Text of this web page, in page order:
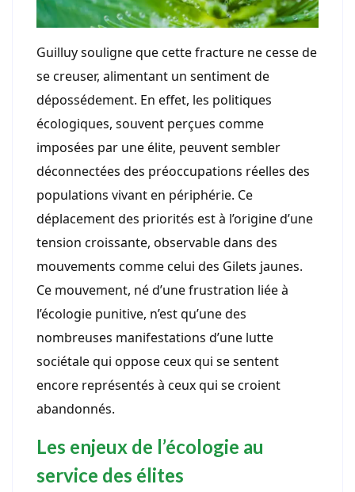
Guilluy souligne que cette fracture ne cesse de
se creuser, alimentant un sentiment de
dépossédement. En effet, les politiques
écologiques, souvent perçues comme
imposées par une élite, peuvent sembler
déconnectées des préoccupations réelles des
populations vivant en périphérie. Ce
déplacement des priorités est à l’origine d’une
tension croissante, observable dans des
mouvements comme celui des Gilets jaunes.
Ce mouvement, né d’une frustration liée à
l’écologie punitive, n’est qu’une des
nombreuses manifestations d’une lutte
sociétale qui oppose ceux qui se sentent
encore représentés à ceux qui se croient
abandonnés.
Les enjeux de l’écologie au
service des élites